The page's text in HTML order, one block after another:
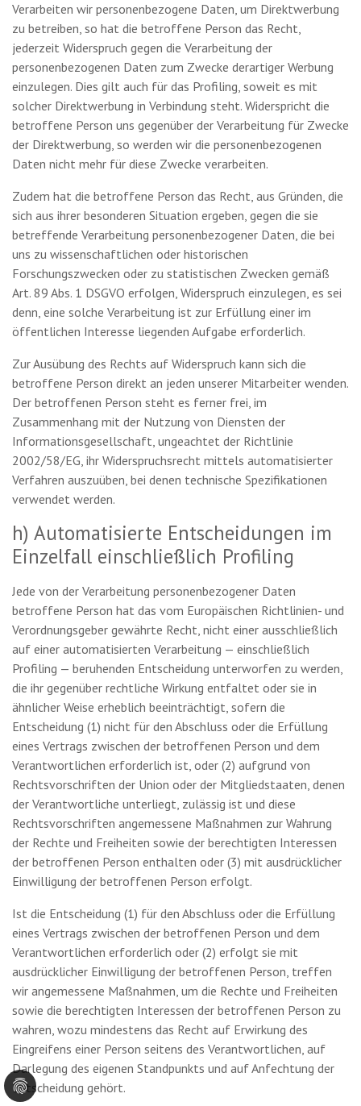
Verarbeiten wir personenbezogene Daten, um Direktwerbung
zu betreiben, so hat die betroffene Person das Recht,
jederzeit Widerspruch gegen die Verarbeitung der
personenbezogenen Daten zum Zwecke derartiger Werbung
einzulegen. Dies gilt auch für das Profiling, soweit es mit
solcher Direktwerbung in Verbindung steht. Widerspricht die
betroffene Person uns gegenüber der Verarbeitung für Zwecke
der Direktwerbung, so werden wir die personenbezogenen
Daten nicht mehr für diese Zwecke verarbeiten.
Zudem hat die betroffene Person das Recht, aus Gründen, die
sich aus ihrer besonderen Situation ergeben, gegen die sie
betreffende Verarbeitung personenbezogener Daten, die bei
uns zu wissenschaftlichen oder historischen
Forschungszwecken oder zu statistischen Zwecken gemäß
Art. 89 Abs. 1 DSGVO erfolgen, Widerspruch einzulegen, es sei
denn, eine solche Verarbeitung ist zur Erfüllung einer im
öffentlichen Interesse liegenden Aufgabe erforderlich.
Zur Ausübung des Rechts auf Widerspruch kann sich die
betroffene Person direkt an jeden unserer Mitarbeiter wenden.
Der betroffenen Person steht es ferner frei, im
Zusammenhang mit der Nutzung von Diensten der
Informationsgesellschaft, ungeachtet der Richtlinie
2002/58/EG, ihr Widerspruchsrecht mittels automatisierter
Verfahren auszuüben, bei denen technische Spezifikationen
verwendet werden.
h) Automatisierte Entscheidungen im
Einzelfall einschließlich Profiling
Jede von der Verarbeitung personenbezogener Daten
betroffene Person hat das vom Europäischen Richtlinien- und
Verordnungsgeber gewährte Recht, nicht einer ausschließlich
auf einer automatisierten Verarbeitung — einschließlich
Profiling — beruhenden Entscheidung unterworfen zu werden,
die ihr gegenüber rechtliche Wirkung entfaltet oder sie in
ähnlicher Weise erheblich beeinträchtigt, sofern die
Entscheidung (1) nicht für den Abschluss oder die Erfüllung
eines Vertrags zwischen der betroffenen Person und dem
Verantwortlichen erforderlich ist, oder (2) aufgrund von
Rechtsvorschriften der Union oder der Mitgliedstaaten, denen
der Verantwortliche unterliegt, zulässig ist und diese
Rechtsvorschriften angemessene Maßnahmen zur Wahrung
der Rechte und Freiheiten sowie der berechtigten Interessen
der betroffenen Person enthalten oder (3) mit ausdrücklicher
Einwilligung der betroffenen Person erfolgt.
Ist die Entscheidung (1) für den Abschluss oder die Erfüllung
eines Vertrags zwischen der betroffenen Person und dem
Verantwortlichen erforderlich oder (2) erfolgt sie mit
ausdrücklicher Einwilligung der betroffenen Person, treffen
wir angemessene Maßnahmen, um die Rechte und Freiheiten
sowie die berechtigten Interessen der betroffenen Person zu
wahren, wozu mindestens das Recht auf Erwirkung des
Eingreifens einer Person seitens des Verantwortlichen, auf
Darlegung des eigenen Standpunkts und auf Anfechtung der
Entscheidung gehört.